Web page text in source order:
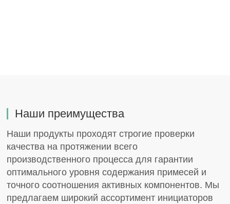
Наши преимущества
Наши продукты проходят строгие проверки
качества на протяжении всего
производственного процесса для гарантии
оптимального уровня содержания примесей и
точного соотношения активных компонентов. Мы
предлагаем широкий ассортимент инициаторов